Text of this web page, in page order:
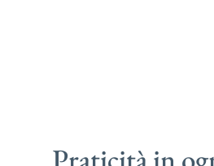
Praticità in